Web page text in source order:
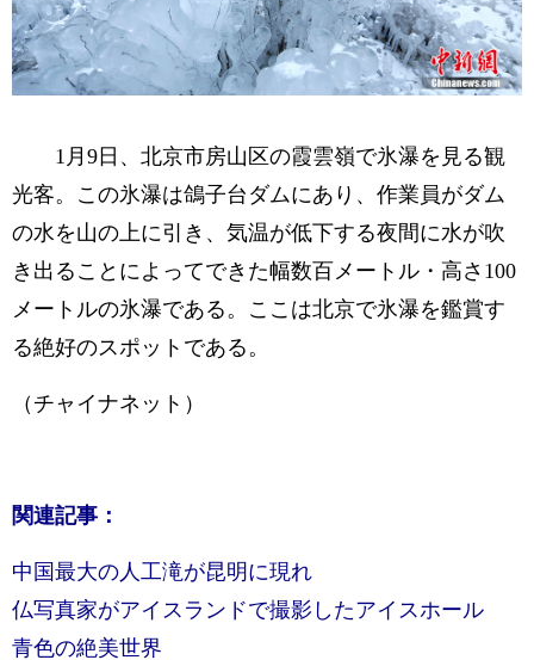
1月9日、北京市房山区の霞雲嶺で氷瀑を見る観
光客。この氷瀑は鴿子台ダムにあり、作業員がダム
の水を山の上に引き、気温が低下する夜間に水が吹
き出ることによってできた幅数百メートル・高さ100
メートルの氷瀑である。ここは北京で氷瀑を鑑賞す
る絶好のスポットである。
（チャイナネット）
関連記事：
中国最大の人工滝が昆明に現れ
仏写真家がアイスランドで撮影したアイスホール
青色の絶美世界